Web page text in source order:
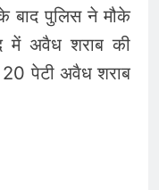
बाद पुलिस ने मौके
में अवैध शराब की
पेटी अवैध शराब